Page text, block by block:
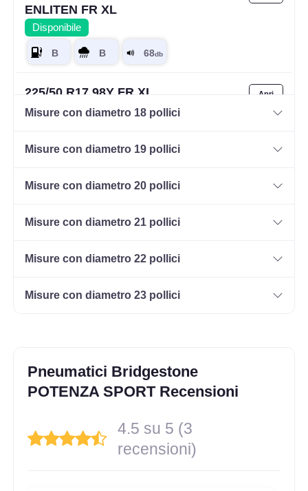
ENLITEN FR XL
Disponibile
225/50 R17 98Y FR XL
Disponibile
Disponibile
215/40 R17 83Y FR
215/45 R17 91Y FR XL
Disponibile
Misure con diametro 18 pollici
Misure con diametro 19 pollici
Misure con diametro 20 pollici
Misure con diametro 21 pollici
Misure con diametro 22 pollici
Misure con diametro 23 pollici
Pneumatici Bridgestone
POTENZA SPORT Recensioni
4.5 su 5 (3
recensioni)